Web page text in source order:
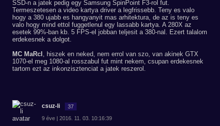
SSD-n a jatek pedig egy Samsung SpinPoint F3-rol fut.
Termeszetesen a video kartya driver a legfrissebb. Teny es valo
hogy a 380 ujabb es hangyanyit mas arhitektura, de az is teny es
valo hogy mind ettol fuggetlenul egy lassabb kartya. A 280X az
esetek 99%-ban kb. 5 FPS-el jobban teljesit a 380-nal. Ezert talalom
erdekesnek a dolgot.
MC MaRcI , hiszek en neked, nem errol van szo, van akinek GTX
1070-el meg 1080-al rosszabul fut mint nekem, csupan erdekesnek
tartom ezt az inkonzisztenciat a jatek reszerol.
csuz-li 37
9 éve | 2016. 11. 03. 10:16:39